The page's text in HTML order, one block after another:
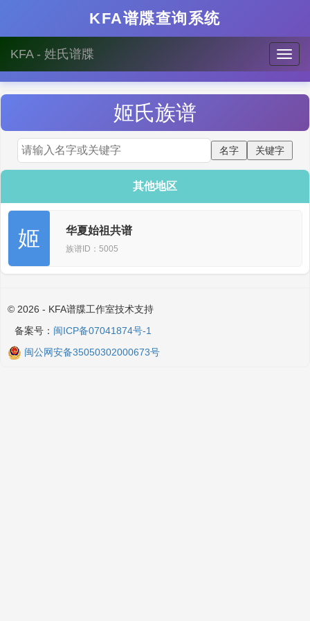
KFA谱牒查询系统
KFA - 姓氏谱牒
姬氏族谱
其他地区
姬 华夏始祖共谱
族谱ID：5005
© 2026 - KFA谱牒工作室技术支持
备案号： 闽ICP备07041874号-1
闽公网安备35050302000673号